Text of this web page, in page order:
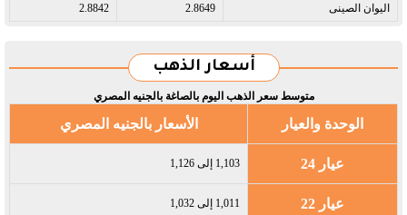
اليوان الصينى​ 2.8649
2.8842
أسعار الذهب
متوسط سعر الذهب اليوم بالصاغة بالجنيه المصري
الوحدة والعيار الأسعار بالجنيه المصري
عيار 24 1,103 إلى 1,126
عيار 22 1,011 إلى 1,032